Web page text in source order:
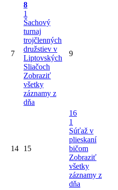
7
8
1
Šachový
turnaj
trojčlenných
družstiev v
Liptovských
Sliačoch
Zobraziť
všetky
záznamy z
dňa
9
14 15
16
1
Súťaž v
plieskaní
bičom
Zobraziť
všetky
záznamy z
dňa